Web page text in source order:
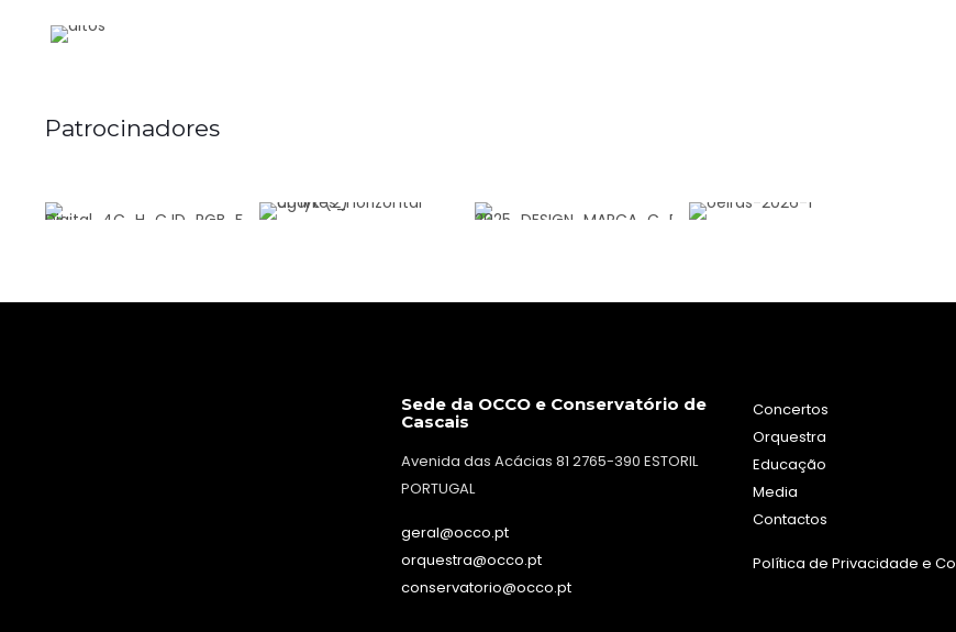
Patrocinadores
Sede da OCCO e Conservatório de
Cascais
Avenida das Acácias 81 2765-390 ESTORIL
PORTUGAL
geral@occo.pt
orquestra@occo.pt
conservatorio@occo.pt
Concertos
Orquestra
Educação
Media
Contactos
Política de Privacidade e